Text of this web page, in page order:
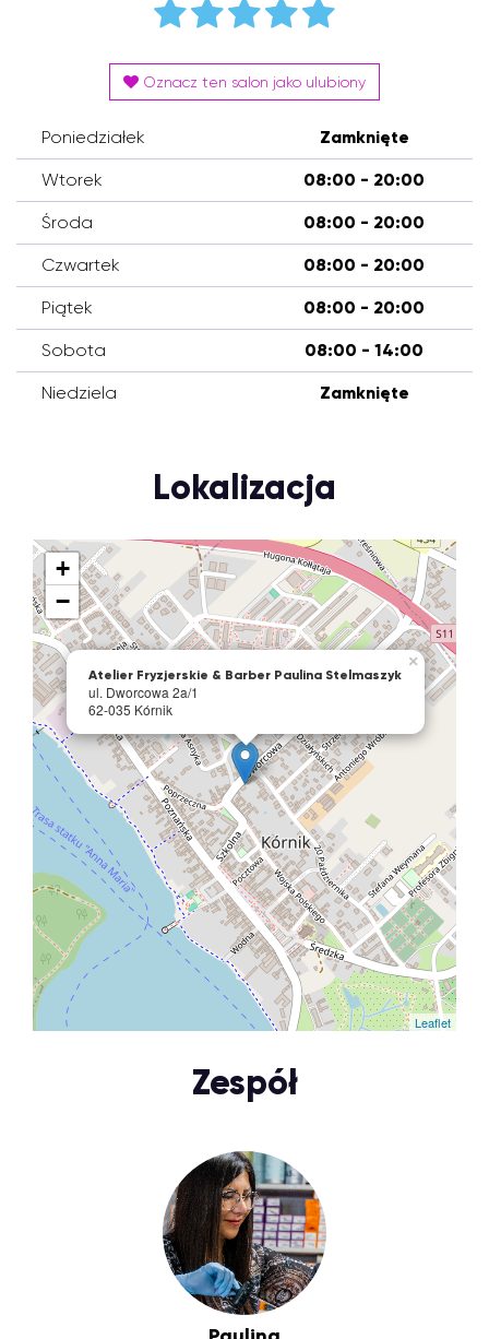
Oznacz ten salon jako ulubiony
Poniedziałek Zamknięte
Wtorek 08:00 - 20:00
Środa 08:00 - 20:00
Czwartek 08:00 - 20:00
Piątek 08:00 - 20:00
Sobota 08:00 - 14:00
Niedziela Zamknięte
Lokalizacja
Atelier Fryzjerskie & Barber Paulina Stelmaszyk
ul. Dworcowa 2a/1
62-035 Kórnik
×
+
−
Leaflet
Zespół